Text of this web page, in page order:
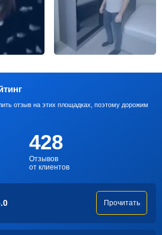
отзыв на этих площадках, поэтому дорожим
428
Отзывов
от клиентов
Прочитать